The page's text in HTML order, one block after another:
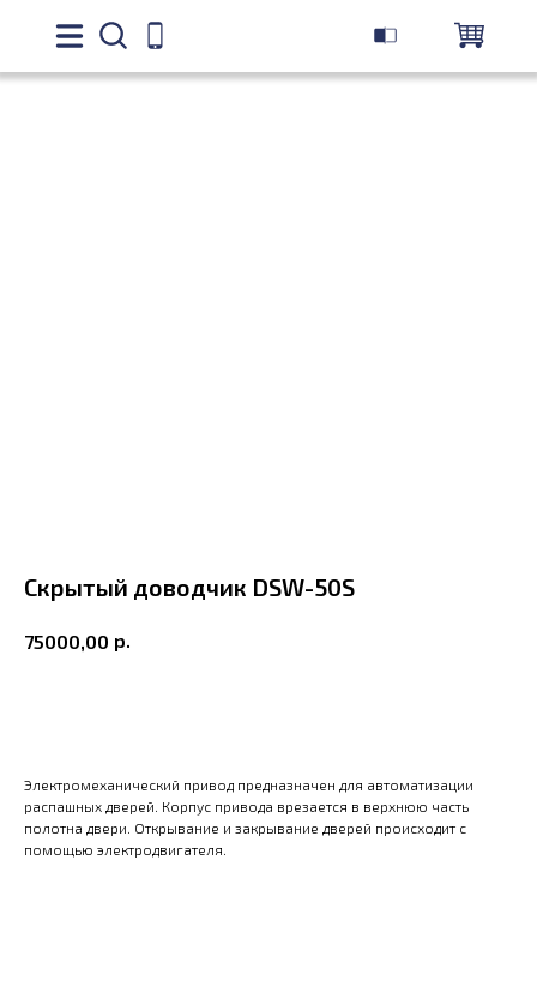
Скрытый доводчик DSW-50S
75000,00 р.
Электромеханический привод предназначен для автоматизации
распашных дверей. Корпус привода врезается в верхнюю часть
полотна двери. Открывание и закрывание дверей происходит с
помощью электродвигателя.